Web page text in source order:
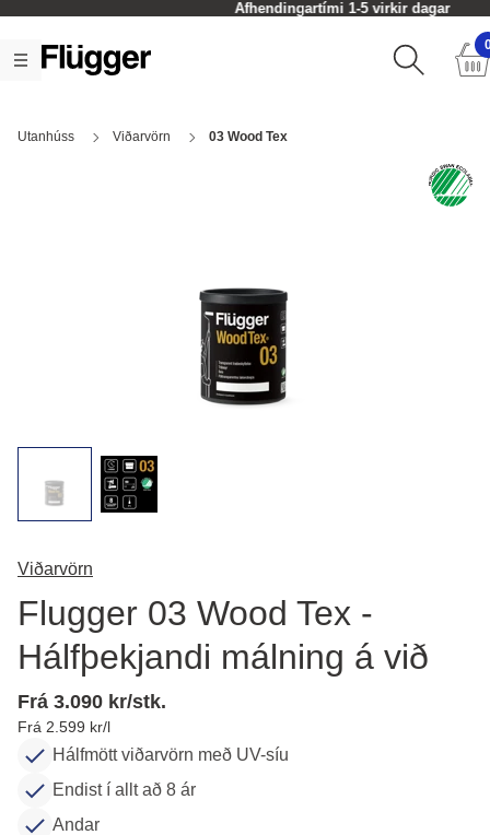
Afhendingartími 1-5 virkir dagar
Utanhúss Viðarvörn 03 Wood Tex
Viðarvörn
Flugger 03 Wood Tex -
Hálfþekjandi málning á við
Frá 3.090 kr/stk.
Frá 2.599 kr/l
Hálfmött viðarvörn með UV-síu
Endist í allt að 8 ár
Andar